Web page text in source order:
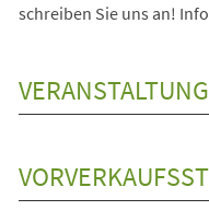
schreiben Sie uns an!